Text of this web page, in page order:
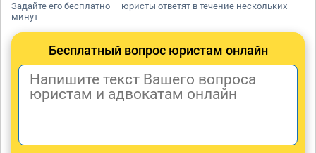
Задайте его бесплатно — юристы ответят в течение нескольких
минут
Бесплатный вопрос юристам онлайн